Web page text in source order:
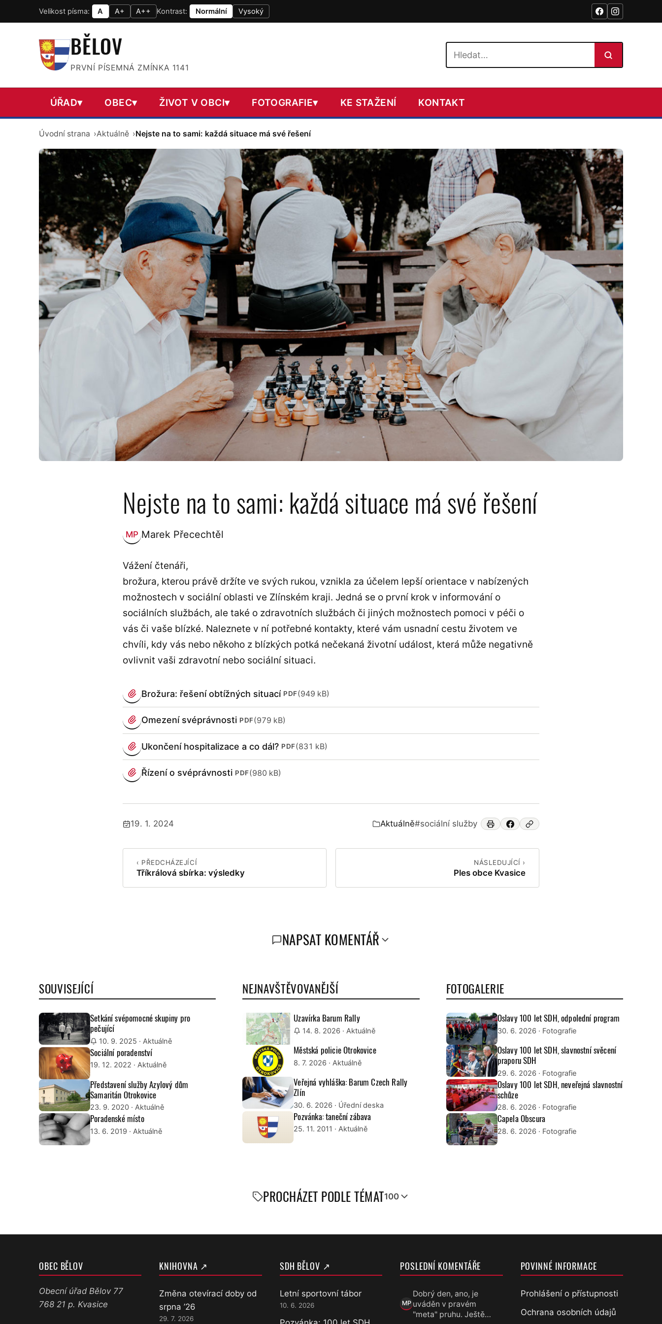
Velikost písma: A A+ A++ Kontrast: Normální Vysoký
BĚLOV
PRVNÍ PÍSEMNÁ ZMÍNKA 1141
ÚŘAD▾ OBEC▾ ŽIVOT V OBCI▾ FOTOGRAFIE▾ KE STAŽENÍ KONTAKT
Úvodní strana Aktuálně Nejste na to sami: každá situace má své řešení
Nejste na to sami: každá situace má své řešení
MP Zveřejnil:
Marek Přecechtěl
Vážení čtenáři,
brožura, kterou právě držíte ve svých rukou, vznikla za účelem lepší orientace v nabízených
možnostech v sociální oblasti ve Zlínském kraji. Jedná se o první krok v informování o
sociálních službách, ale také o zdravotních službách či jiných možnostech pomoci v péči o
vás či vaše blízké. Naleznete v ní potřebné kontakty, které vám usnadní cestu životem ve
chvíli, kdy vás nebo někoho z blízkých potká nečekaná životní událost, která může negativně
ovlivnit vaši zdravotní nebo sociální situaci.
Brožura: řešení obtížných situací PDF(949 kB)
(otevře se v novém panelu)
Omezení svéprávnosti PDF(979 kB)
(otevře se v novém panelu)
Ukončení hospitalizace a co dál? PDF(831 kB)
(otevře se v novém panelu)
Řízení o svéprávnosti PDF(980 kB)
(otevře se v novém panelu)
Publikováno:
19. 1. 2024
Zařazeno v:
Aktuálně#sociální služby
‹ PŘEDCHÁZEJÍCÍ
Tříkrálová sbírka: výsledky
NÁSLEDUJÍCÍ ›
Ples obce Kvasice
NAPSAT KOMENTÁŘ
SOUVISEJÍCÍ
Setkání svépomocné skupiny pro
pečující
10. 9. 2025 · Aktuálně
Sociální poradenství
19. 12. 2022 · Aktuálně
Představení služby Azylový dům
Samaritán Otrokovice
23. 9. 2020 · Aktuálně
Poradenské místo
13. 6. 2019 · Aktuálně
NEJNAVŠTĚVOVANĚJŠÍ
Uzavírka Barum Rally
14. 8. 2026 · Aktuálně
Městská policie Otrokovice
8. 7. 2026 · Aktuálně
Veřejná vyhláška: Barum Czech Rally
Zlín
30. 6. 2026 · Úřední deska
Pozvánka: taneční zábava
25. 11. 2011 · Aktuálně
FOTOGALERIE
Oslavy 100 let SDH, odpolední program
30. 6. 2026 · Fotografie
Oslavy 100 let SDH, slavnostní svěcení
praporu SDH
29. 6. 2026 · Fotografie
Oslavy 100 let SDH, neveřejná slavnostní
schůze
28. 6. 2026 · Fotografie
Capela Obscura
28. 6. 2026 · Fotografie
PROCHÁZET PODLE TÉMAT100
OBEC BĚLOV
Obecní úřad Bělov 77
768 21 p. Kvasice
KNIHOVNA ↗
Změna otevírací doby od
srpna ’26
29. 7. 2026
SDH BĚLOV ↗
Letní sportovní tábor
10. 6. 2026
POSLEDNÍ KOMENTÁŘE
MP
Marek Přecechtěl
Dobrý den, ano, je
uváděn v pravém
"meta" pruhu. Ještě…
POVINNÉ INFORMACE
Prohlášení o přístupnosti
Ochrana osobních údajů